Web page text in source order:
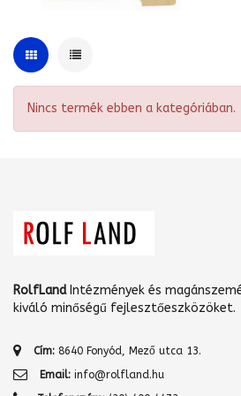
Nincs termék ebben a kategóriában.
RolfLandIntézmények és
kiváló minőségű fejlesztőeszközöket.
Cím: 8640 Fonyód, Mező utca 13.
Email: info@rolfland.hu